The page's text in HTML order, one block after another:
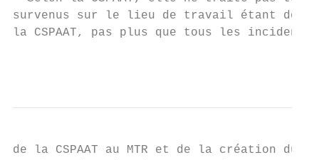
survenus sur le lieu de travail étant
la CSPAAT, pas plus que tous les
de la CSPAAT au MTR et de la création du